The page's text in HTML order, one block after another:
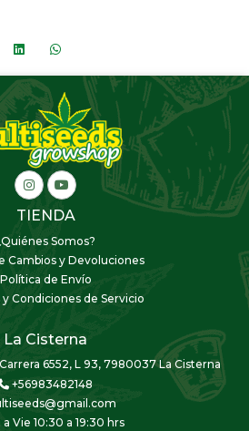
TIENDA
Somos?
Cambios y Devoluciones
Política de Envío
Condiciones de Servicio
La Cisterna
6552, L 93, 7980037 La Cisterna
+56983482148
a Vie 10:30 a 19:30 hrs